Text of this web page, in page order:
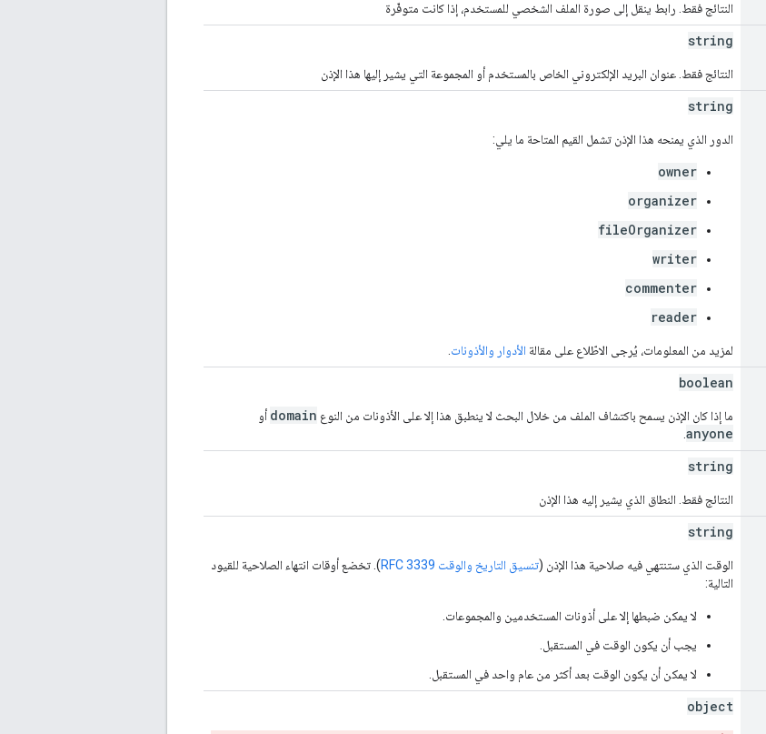
النتائج فقط. رابط ينقل إلى صورة الملف الشخصي للمستخدم، إذا كانت متوفّرة
string
النتائج فقط. عنوان البريد الإلكتروني الخاص بالمستخدم أو المجموعة التي يشير إليها هذا الإذن
string
الدور الذي يمنحه هذا الإذن تشمل القيم المتاحة ما يلي:
owner
organizer
fileOrganizer
writer
commenter
reader
لمزيد من المعلومات، يُرجى الاطّلاع على مقالة الأدوار والأذونات
boolean
ما إذا كان الإذن يسمح باكتشاف الملف من خلال البحث لا ينطبق هذا إلا على الأذونات من النوع domain أو
anyone
string
النتائج فقط. النطاق الذي يشير إليه هذا الإذن
string
الوقت الذي ستنتهي فيه صلاحية هذا الإذن (تنسيق التاريخ والوقت RFC 3339
). تخضع أوقات انتهاء الصلاحية للقيود
التالية:
لا يمكن ضبطها إلا على أذونات المستخدمين والمجموعات.
يجب أن يكون الوقت في المستقبل.
لا يمكن أن يكون الوقت بعد أكثر من عام واحد في المستقبل.
object